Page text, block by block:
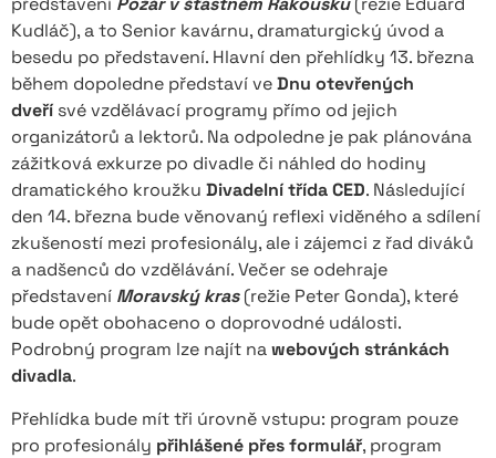
Kudláč), a to Senior kavárnu, dramaturgický úvod a
besedu po představení. Hlavní den přehlídky 13. března
během dopoledne představí veDnu otevřených
dveří své vzdělávací programy přímo od jejich
organizátorů a lektorů. Na odpoledne je pak plánována
zážitková exkurze po divadle či náhled do hodiny
dramatického kroužku Divadelní třída CED. Následující
den 14. března bude věnovaný reflexi viděného a sdílení
zkušeností mezi profesionály, ale i zájemci z řad diváků
a nadšenců do vzdělávání. Večer se odehraje
představení Moravský kras(režie Peter Gonda), které
bude opět obohaceno o doprovodné události.
Podrobný program lze najít nawebových stránkách
divadla.
Přehlídka bude mít tři úrovně vstupu: program pouze
pro profesionály přihlášené přes formulář, program